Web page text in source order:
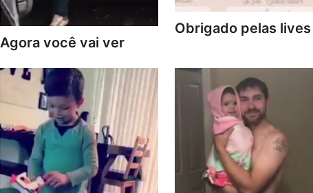
Agora você vai ver
Obrigado pelas lives